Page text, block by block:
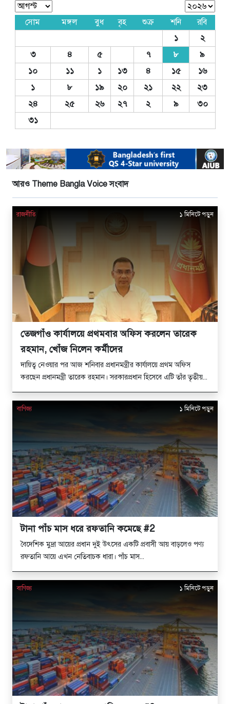
সোম মঙ্গল বুধ বৃহ শুক্র শনি
রবি
১
২
৩
৪ ৫ ৭ ৮
৯
১০
১১ ১ ১৩ ৪ ১৫
১৬
১
৮ ১৯ ২০ ২১ ২২
২৩
২৪
২৫ ২৬ ২৭ ২ ৯
৩০
৩১
আরও Theme Bangla Voice সংবাদ
রাজনীতি ১ মিনিটে পড়ুন
তেজগাঁও কার্যালয়ে প্রথমবার অফিস করলেন তারেক
রহমান, খোঁজ নিলেন কর্মীদের
দায়িত্ব নেওয়ার পর আজ শনিবার প্রধানমন্ত্রীর কার্যালয়ে প্রথম অফিস
করছেন প্রধানমন্ত্রী তারেক রহমান। সরকারপ্রধান হিসেবে এটি তাঁর তৃতীয়...
বাণিজ্য ১ মিনিটে পড়ুন
টানা পাঁচ মাস ধরে রফতানি কমেছে #2
বৈদেশিক মুদ্রা আয়ের প্রধান দুই উৎসের একটি প্রবাসী আয় বাড়লেও পণ্য
রফতানি আয়ে এখন নেতিবাচক ধারা। পাঁচ মাস...
বাণিজ্য ১ মিনিটে পড়ুন